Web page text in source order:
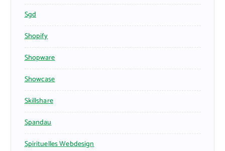
Sgd
Shopify
Shopware
Showcase
Skillshare
Spandau
Spirituelles Webdesign